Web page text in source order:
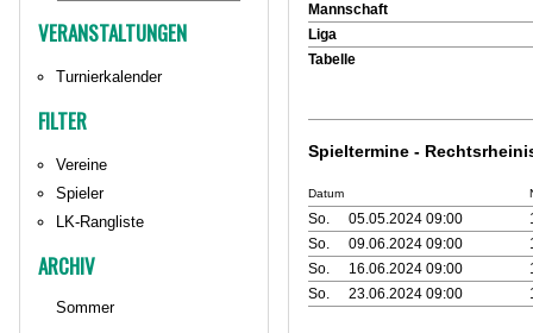
VERANSTALTUNGEN
Turnierkalender
FILTER
Vereine
Spieler
LK-Rangliste
ARCHIV
Sommer
Mannschaft
Liga
Tabelle
Spieltermine -
Datum
So. 05.05.2024 09:00
So.
09.06.2024 09:00
So.
16.06.2024 09:00
So.
23.06.2024 09:00